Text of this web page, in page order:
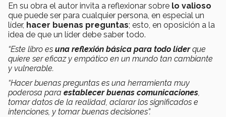
En su obra el autor invita a reflexionar sobre lo valioso
que puede ser para cualquier persona, en especial un
líder, hacer buenas preguntas; esto, en oposición a la
idea de que un líder debe saber todo.
“Este libro es una reflexión básica para todo líderque
quiere ser eficaz y empático en un mundo tan cambiante
y vulnerable.
“Hacer buenas preguntas es una herramienta muy
poderosa para establecer buenas comunicaciones
tomar datos de la realidad, aclarar los significados e
intenciones, y tomar buenas decisiones”.